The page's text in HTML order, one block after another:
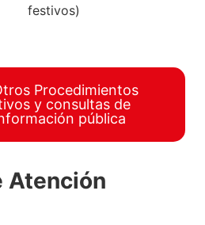
festivos)
Procedimientos
y consultas de
pública
Atención